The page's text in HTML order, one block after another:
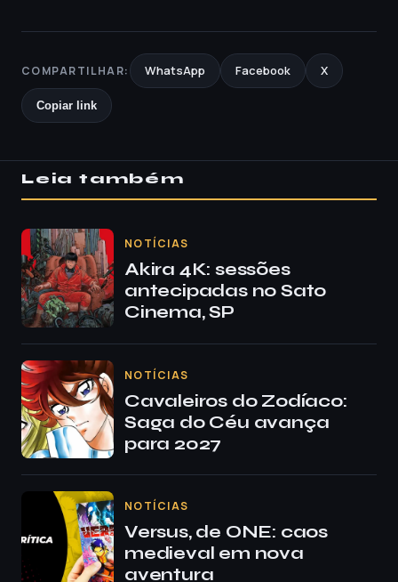
COMPARTILHAR: WhatsApp Facebook X
Copiar link
Leia também
NOTÍCIAS
Akira 4K: sessões
antecipadas no Sato
Cinema, SP
NOTÍCIAS
Cavaleiros do Zodíaco:
Saga do Céu avança
para 2027
NOTÍCIAS
Versus, de ONE: caos
medieval em nova
aventura